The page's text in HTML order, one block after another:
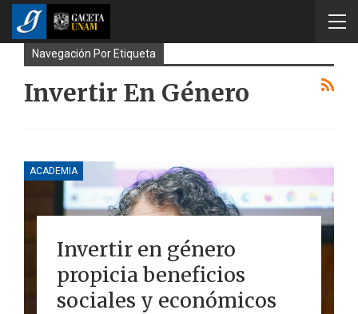
Navegación Por Etiqueta
Invertir En Género
ACADEMIA
Invertir en género
propicia beneficios
sociales y económicos